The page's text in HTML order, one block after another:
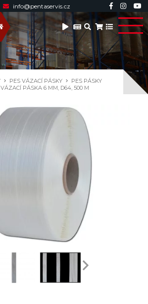
info@pentaservis.cz
PES VÁZACÍ PÁSKY
PES PÁSKY
PÁSKA 6 MM, D64, 500 M